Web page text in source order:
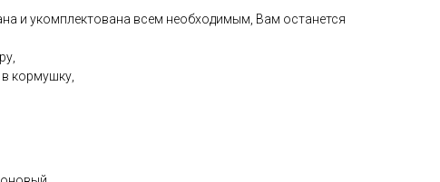
и укомплектована всем необходимым, Вам останется
кормушку,